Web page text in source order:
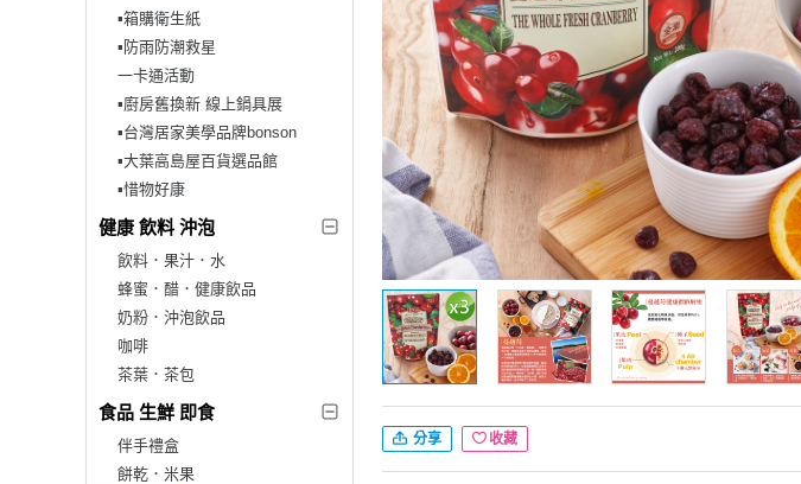
▪︎箱購衛生紙
▪︎防雨防潮救星
一卡通活動
▪︎廚房舊換新 線上鍋具展
▪︎台灣居家美學品牌bonson
▪︎大葉高島屋百貨選品館
▪︎惜物好康
健康 飲料 沖泡
飲料．果汁．水
蜂蜜．醋．健康飲品
奶粉．沖泡飲品
咖啡
茶葉．茶包
食品 生鮮 即食
伴手禮盒
餅乾．米果
分享 收藏